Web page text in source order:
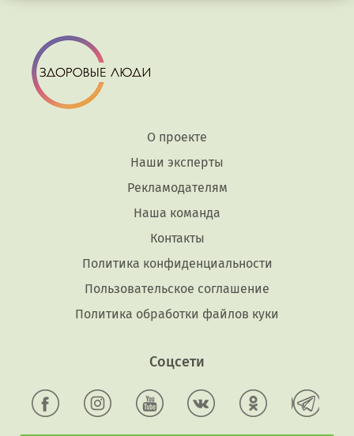
О проекте
Наши эксперты
Рекламодателям
Наша команда
Контакты
Политика конфиденциальности
Пользовательское соглашение
Политика обработки файлов куки
Соцсети